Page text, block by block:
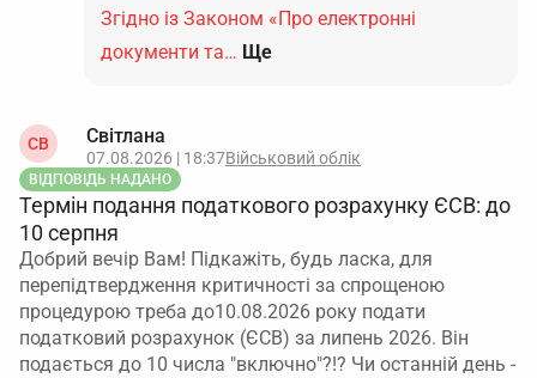
Згідно із Законом «Про електронні
документи та… Ще
СВ Світлана
07.08.2026 | 18:37Військовий облік
ВІДПОВІДЬ НАДАНО
Термін подання податкового розрахунку ЄСВ: до
10 серпня
Добрий вечір Вам! Підкажіть, будь ласка, для
перепідтвердження критичності за спрощеною
процедурою треба до10.08.2026 року подати
податковий розрахунок (ЄСВ) за липень 2026. Він
подається до 10 числа "включно"?!? Чи останній день -